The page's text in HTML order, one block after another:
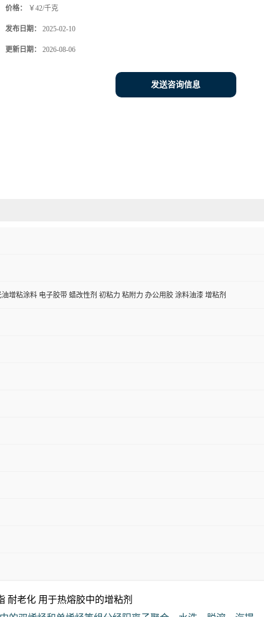
价格： ￥42/千克
发布日期： 2025-02-10
更新日期： 2026-08-06
发送咨询信息
增粘涂料 电子胶带 蜡改性剂 初粘力 粘附力 办公用胶 涂料油漆 增粘剂
耐老化 用于热熔胶中的增粘剂